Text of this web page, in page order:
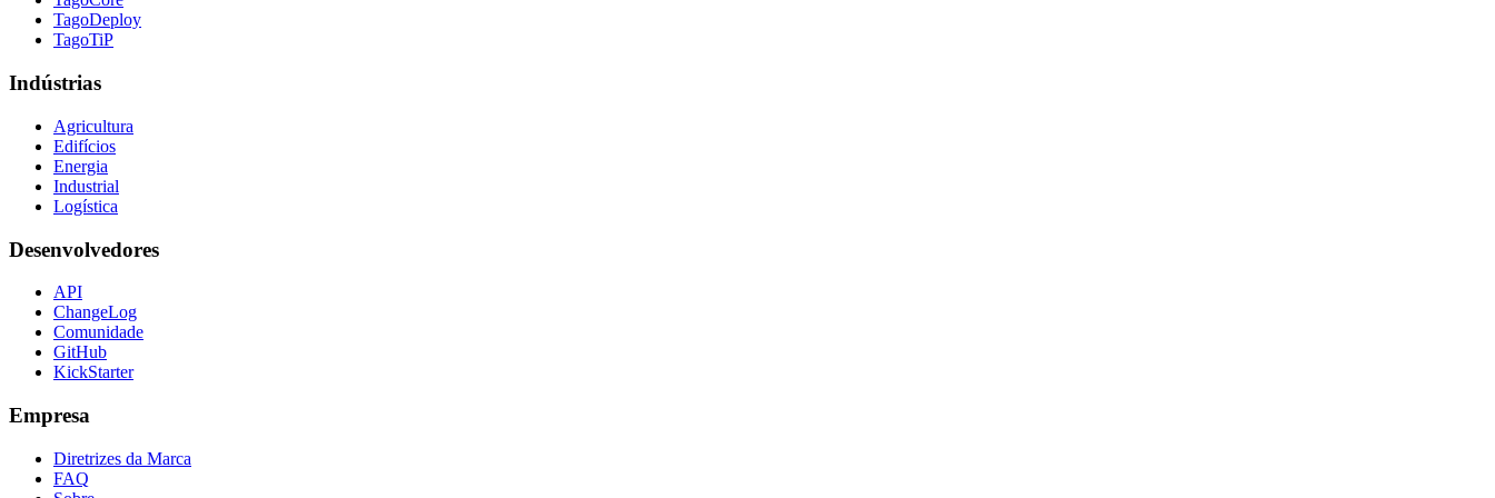
TagoDeploy
TagoTiP
Indústrias
Agricultura
Edifícios
Energia
Industrial
Logística
Desenvolvedores
API
ChangeLog
Comunidade
GitHub
KickStarter
Empresa
Diretrizes da Marca
FAQ